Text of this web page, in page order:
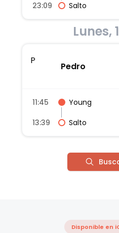
23:09
Salto
Lunes,
P
Pedro
11:45
Young
13:39
Salto
Disponible en